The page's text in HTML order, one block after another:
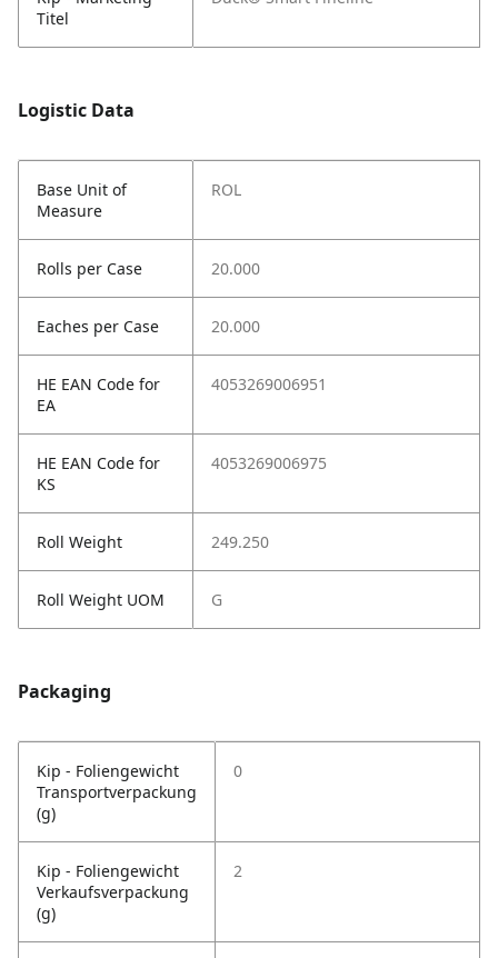
Titel
Logistic Data
Base Unit of
Measure
ROL
Rolls per Case 20.000
Eaches per Case 20.000
HE EAN Code for
EA
4053269006951
HE EAN Code for
KS
4053269006975
Roll Weight 249.250
Roll Weight UOM G
Packaging
Kip - Foliengewicht
Transportverpackung
(g)
0
Kip - Foliengewicht
Verkaufsverpackung
(g)
2